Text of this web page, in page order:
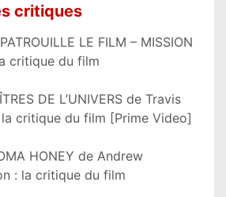
critiques
LE FILM – MISSION
critique du film
DE L’UNIVERS de Travis
critique du film [Prime Video]
HONEY de Andrew
: la critique du film